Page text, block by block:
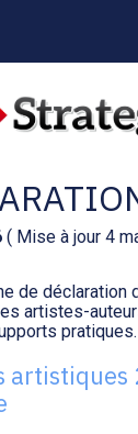
( Mise à jour 4
de déclaration
artistes-